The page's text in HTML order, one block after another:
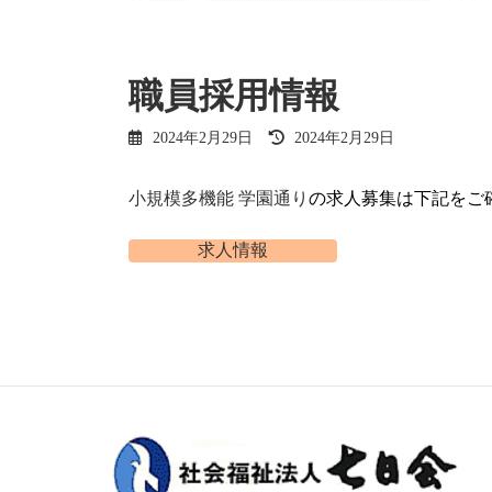
職員採用情報
2024年2月29日
最
新
2024年2月29日
小規模多機能 学園通り の求人募集は下記をご
求人情報